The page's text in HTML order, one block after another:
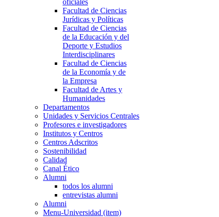
oficiales
Facultad de Ciencias
Jurídicas y Políticas
Facultad de Ciencias
de la Educación y del
Deporte y Estudios
Interdisciplinares
Facultad de Ciencias
de la Economía y de
la Empresa
Facultad de Artes y
Humanidades
Departamentos
Unidades y Servicios Centrales
Profesores e investigadores
Institutos y Centros
Centros Adscritos
Sostenibilidad
Calidad
Canal Ético
Alumni
todos los alumni
entrevistas alumni
Alumni
Menu-Universidad (item)